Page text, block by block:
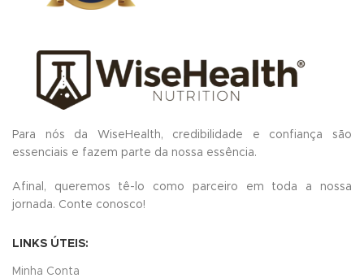
Para nós da WiseHealth, credibilidade e confiança são
essenciais e fazem parte da nossa essência.
Afinal, queremos tê-lo como parceiro em toda a nossa
jornada. Conte conosco!
LINKS ÚTEIS:
Minha Conta